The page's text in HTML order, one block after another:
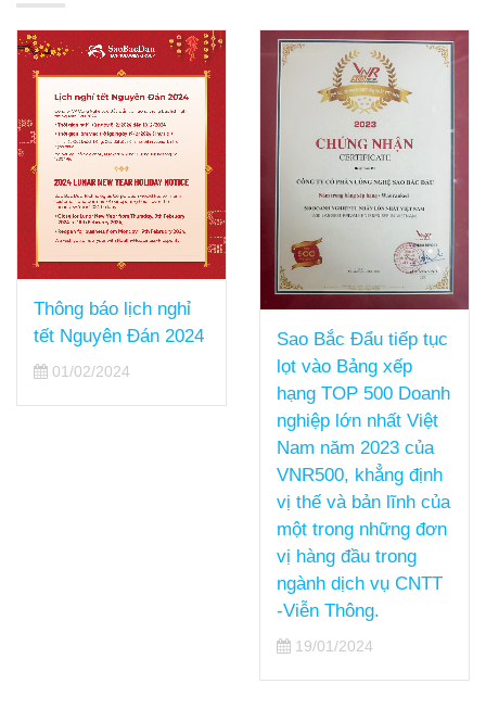
Thông báo lịch nghỉ
tết Nguyên Đán 2024
01/02/2024
Sao Bắc Đẩu tiếp tục
lọt vào Bảng xếp
hạng TOP 500 Doanh
nghiệp lớn nhất Việt
Nam năm 2023 của
VNR500, khẳng định
vị thế và bản lĩnh của
một trong những đơn
vị hàng đầu trong
ngành dịch vụ CNTT
-Viễn Thông.
19/01/2024